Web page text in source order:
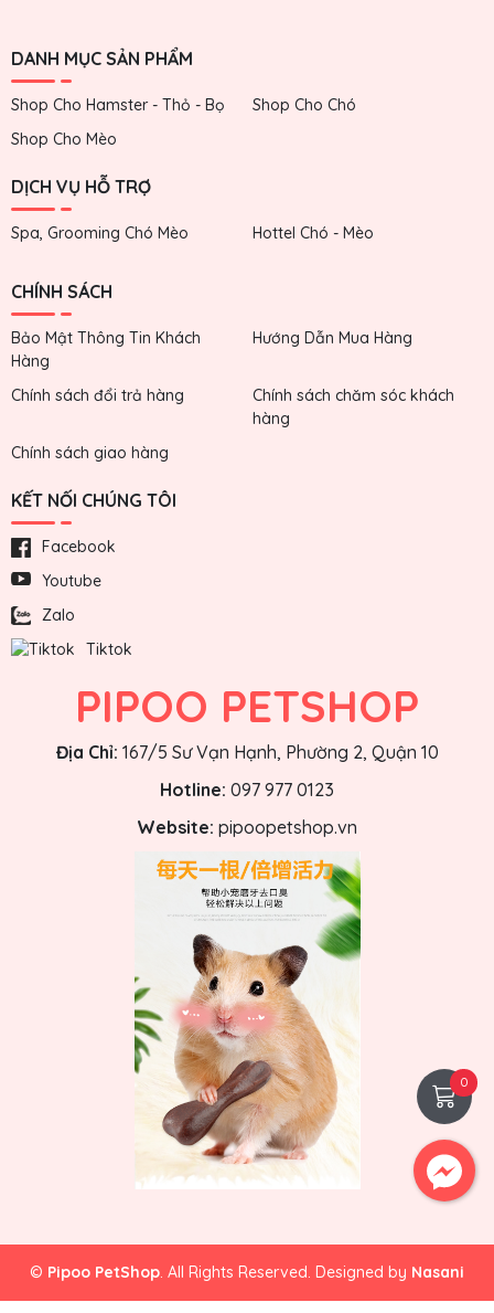
DANH MỤC SẢN PHẨM
Shop Cho Hamster - Thỏ - Bọ
Shop Cho Chó
Shop Cho Mèo
DỊCH VỤ HỖ TRỢ
Spa, Grooming Chó Mèo Hottel Chó - Mèo
CHÍNH SÁCH
Bảo Mật Thông Tin Khách
Hàng
Hướng Dẫn Mua Hàng
Chính sách đổi trả hàng
Chính sách chăm sóc khách
hàng
Chính sách giao hàng
KẾT NỐI CHÚNG TÔI
Facebook
Youtube
Zalo
Tiktok
PIPOO PETSHOP
Địa Chỉ: 167/5 Sư Vạn Hạnh, Phường 2, Quận 10
Hotline: 097 977 0123
Website: pipoopetshop.vn
© Pipoo PetShop. All Rights Reserved. Designed by Nasani
0